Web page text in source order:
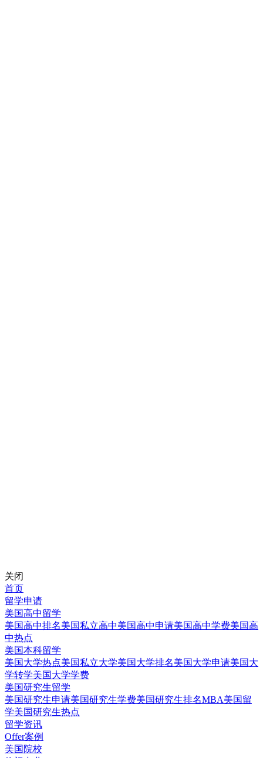
关闭
首页
留学申请
美国高中留学
美国高中排名美国私立高中美国高中申请美国高中学费美国高
中热点
美国本科留学
美国大学热点美国私立大学美国大学排名美国大学申请美国大
学转学美国大学学费
美国研究生留学
美国研究生申请美国研究生学费美国研究生排名MBA美国留
学美国研究生热点
留学资讯
Offer案例
美国院校